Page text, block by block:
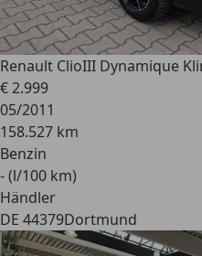
Renault ClioIII Dynamique
€ 2.999
05/2011
158.527 km
Benzin
- (l/100 km)
Händler
DE 44379Dortmund